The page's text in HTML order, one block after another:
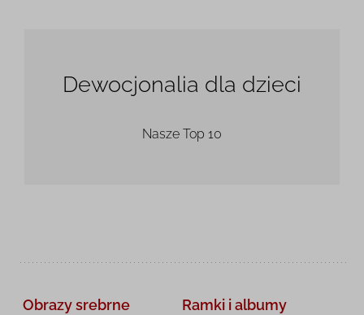
Dewocjonalia dla dzieci
Nasze Top 10
Obrazy srebrne Ramki i albumy